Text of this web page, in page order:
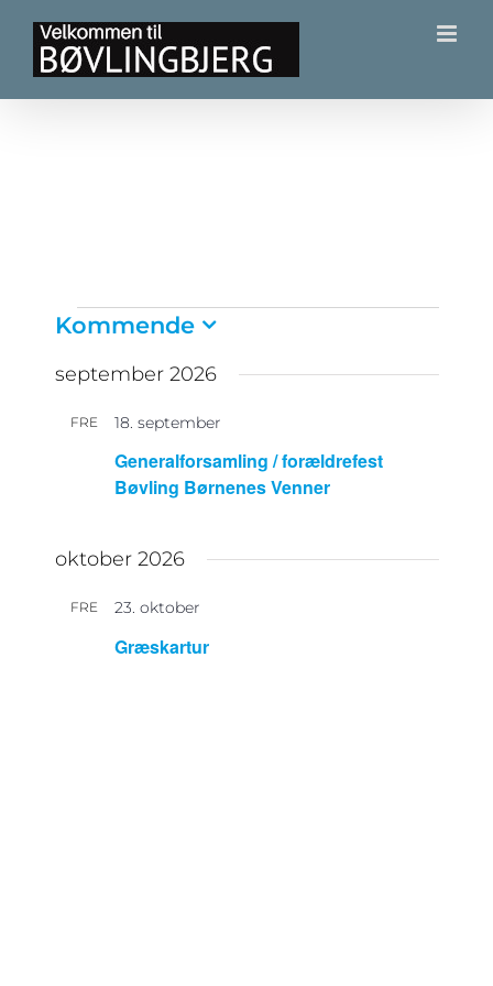
content
Begivenheder
Kommende
dato.
september 2026
FRE
Generalforsamling / forældrefest
Bøvling Børnenes Venner
18. september
oktober 2026
FRE
Græskartur
23. oktober